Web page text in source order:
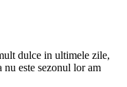
dulce in ultimele zile,
este sezonul lor am